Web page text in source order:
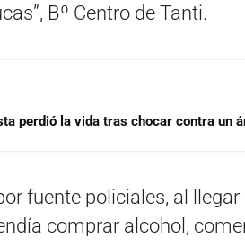
Bº Centro de Tanti.
perdió la vida tras chocar contra un
fuente policiales, al llegar
comprar alcohol,